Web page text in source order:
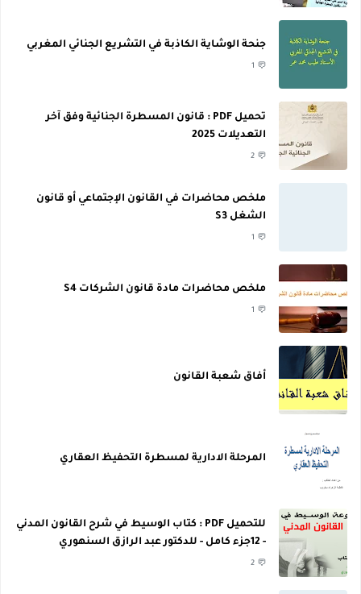
جنحة الوشاية الكاذبة في التشريع الجنائي المغربي
1
تحميل PDF : قانون المسطرة الجنائية وفق آخر
التعديلات 2025
2
ملخص محاضرات في القانون الإجتماعي أو قانون
الشغل S3
1
ملخص محاضرات مادة قانون الشركات S4
1
أفاق شعبة القانون
المرحلة الادارية لمسطرة التحفيظ العقاري
للتحميل PDF : كتاب الوسيط في شرح القانون المدني
- 12جزء كامل - للدكتور عبد الرازق السنهوري
2